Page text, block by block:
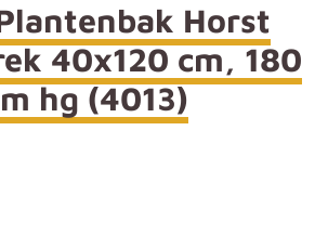
Horst
40x120 cm, 180
hg (4013)